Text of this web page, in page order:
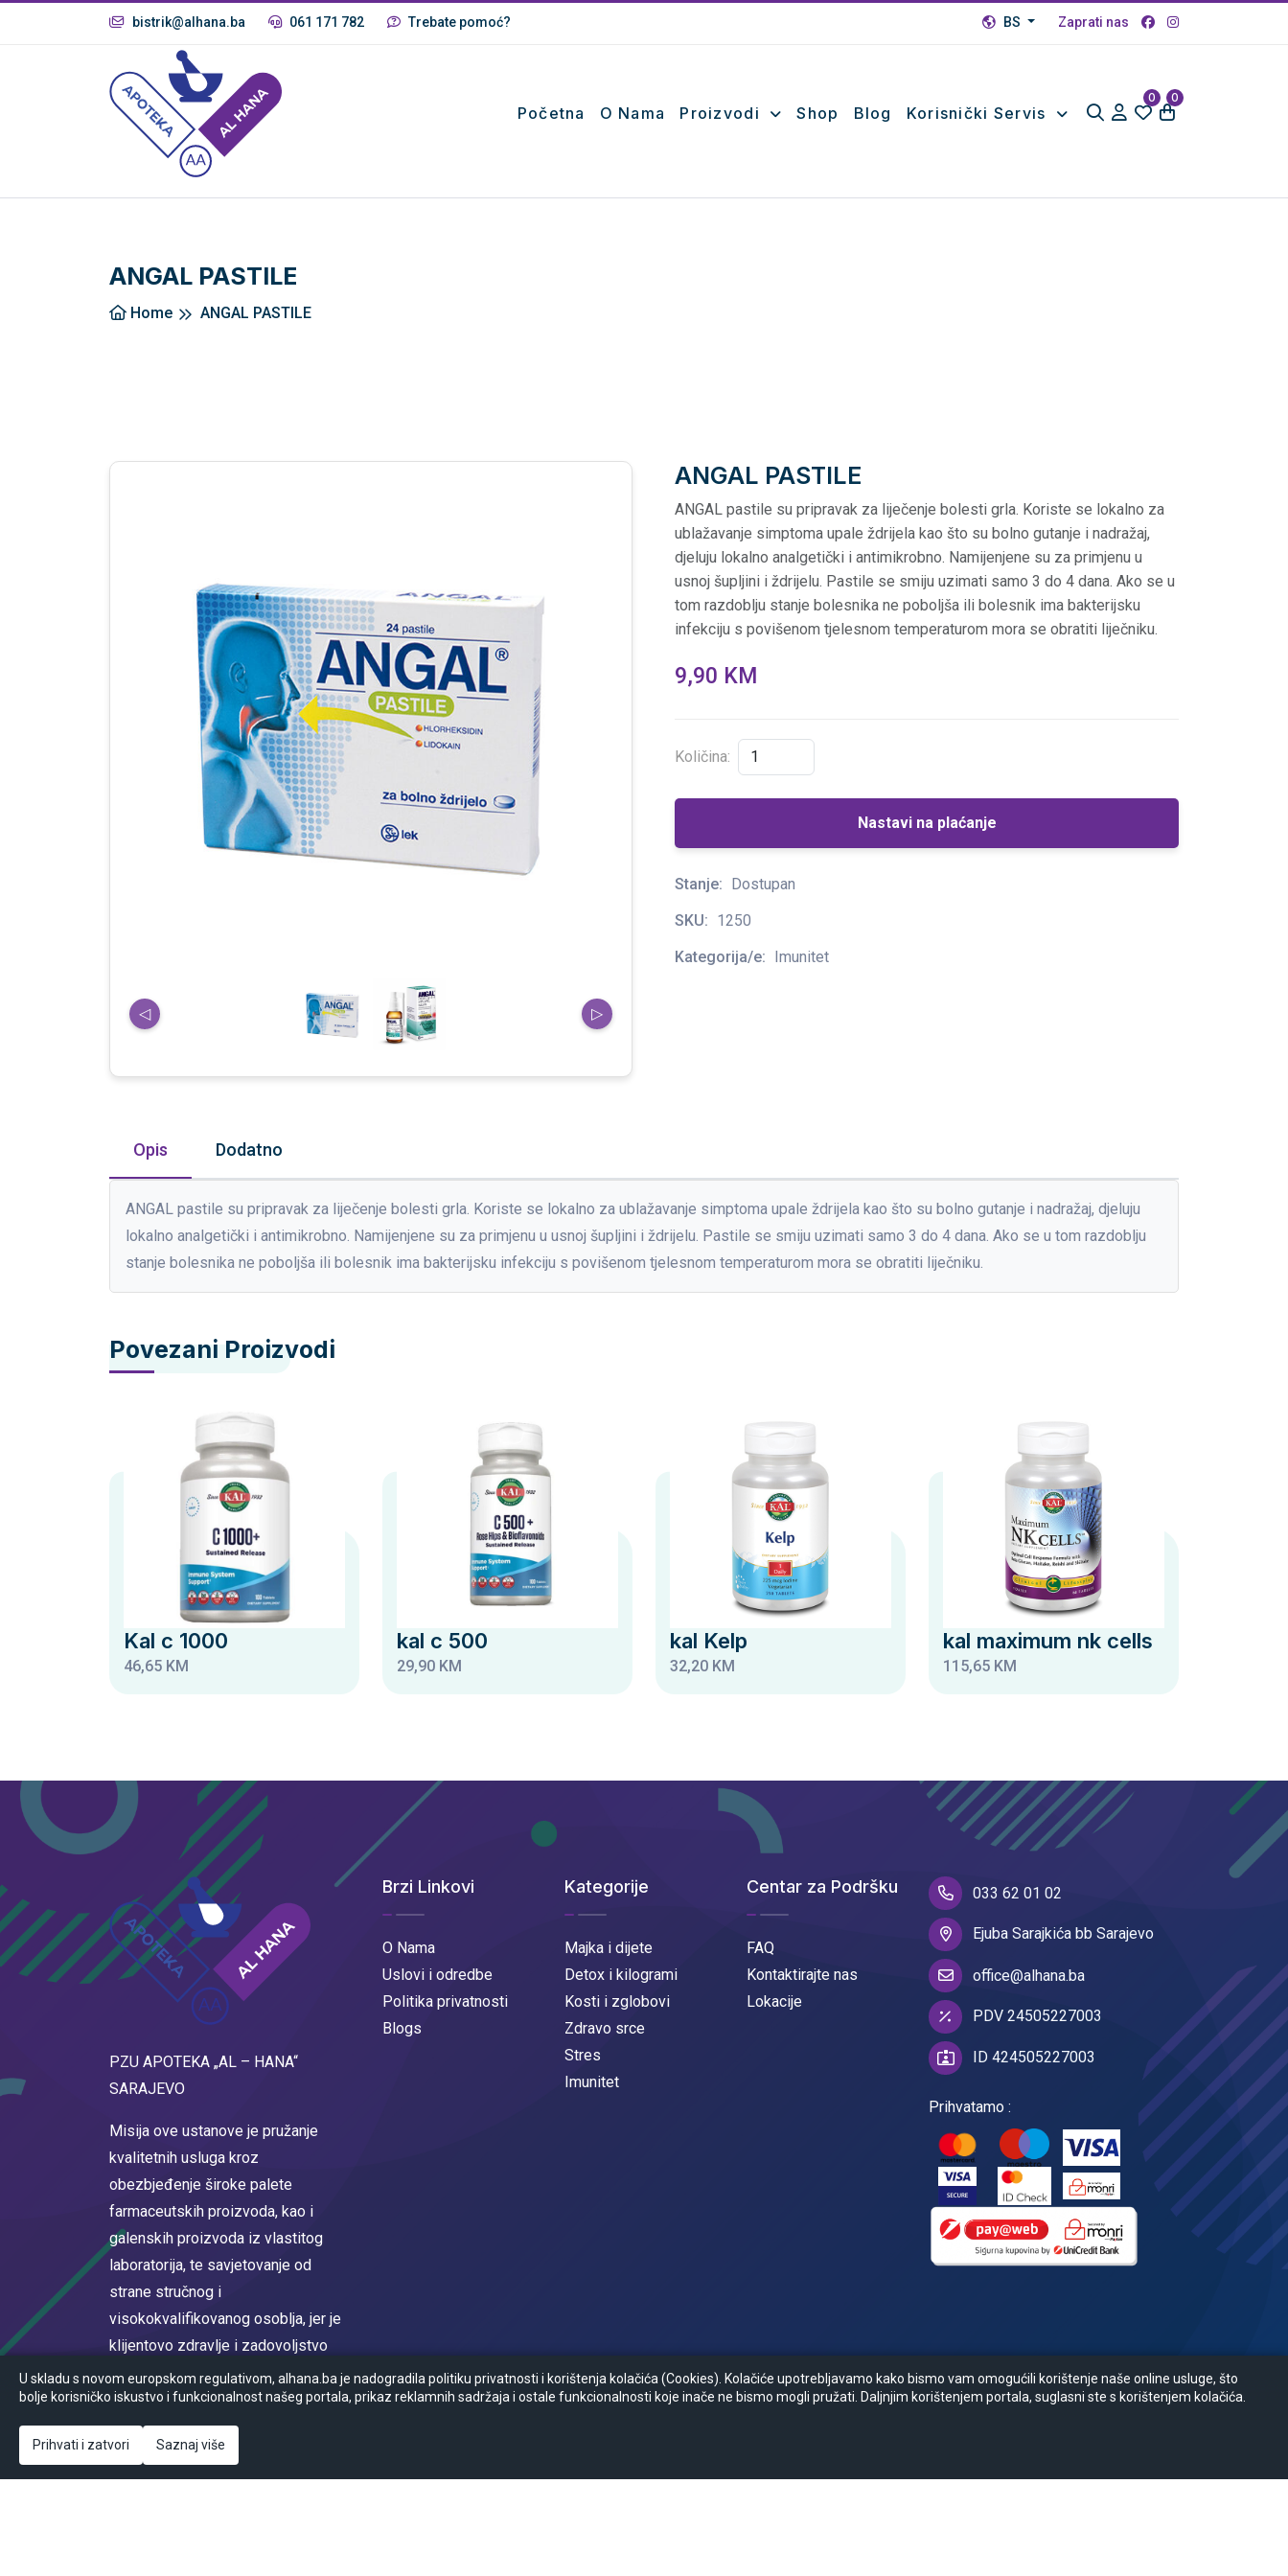
bistrik@alhana.ba 061 171 782 Trebate pomoć? BS Zaprati nas
Početna O Nama Proizvodi Shop Blog Korisnički Servis
0 0
ANGAL PASTILE
Home ANGAL PASTILE
◁ ▷
ANGAL PASTILE
ANGAL pastile su pripravak za liječenje bolesti grla. Koriste se lokalno za
ublažavanje simptoma upale ždrijela kao što su bolno gutanje i nadražaj,
djeluju lokalno analgetički i antimikrobno. Namijenjene su za primjenu u
usnoj šupljini i ždrijelu. Pastile se smiju uzimati samo 3 do 4 dana. Ako se u
tom razdoblju stanje bolesnika ne poboljša ili bolesnik ima bakterijsku
infekciju s povišenom tjelesnom temperaturom mora se obratiti liječniku.
9,90 KM
Količina:
Nastavi na plaćanje
Stanje: Dostupan
SKU: 1250
Kategorija/e: Imunitet
Opis Dodatno
ANGAL pastile su pripravak za liječenje bolesti grla. Koriste se lokalno za ublažavanje simptoma upale ždrijela kao što su bolno gutanje i nadražaj, djeluju
lokalno analgetički i antimikrobno. Namijenjene su za primjenu u usnoj šupljini i ždrijelu. Pastile se smiju uzimati samo 3 do 4 dana. Ako se u tom razdoblju
stanje bolesnika ne poboljša ili bolesnik ima bakterijsku infekciju s povišenom tjelesnom temperaturom mora se obratiti liječniku.
Povezani Proizvodi
Kal c 1000
46,65 KM
kal c 500
29,90 KM
kal Kelp
32,20 KM
kal maximum nk cells
115,65 KM
PZU APOTEKA „AL – HANA“
SARAJEVO
Misija ove ustanove je pružanje
kvalitetnih usluga kroz
obezbjeđenje široke palete
farmaceutskih proizvoda, kao i
galenskih proizvoda iz vlastitog
laboratorija, te savjetovanje od
strane stručnog i
visokokvalifikovanog osoblja, jer je
klijentovo zdravlje i zadovoljstvo
na prvom mjestu.
Registrovan u sudskom registru
Općinskog suda u Sarajevu MBS
65-05-0017-16
Brzi Linkovi
O Nama
Uslovi i odredbe
Politika privatnosti
Blogs
Kategorije
Majka i dijete
Detox i kilogrami
Kosti i zglobovi
Zdravo srce
Stres
Imunitet
Centar za Podršku
FAQ
Kontaktirajte nas
Lokacije
033 62 01 02
Ejuba Sarajkića bb Sarajevo
office@alhana.ba
PDV 24505227003
ID 424505227003
Prihvatamo :
U skladu s novom europskom regulativom, alhana.ba je nadogradila politiku privatnosti i korištenja kolačića (Cookies). Kolačiće upotrebljavamo kako bismo vam omogućili korištenje naše online usluge, što
bolje korisničko iskustvo i funkcionalnost našeg portala, prikaz reklamnih sadržaja i ostale funkcionalnosti koje inače ne bismo mogli pružati. Daljnjim korištenjem portala, suglasni ste s korištenjem kolačića.
Prihvati i zatvori Saznaj više